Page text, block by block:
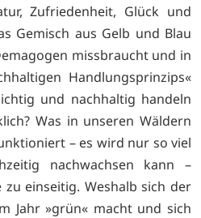
Zufriedenheit, Glück und
Gemisch aus Gelb und Blau
missbraucht und in
Handlungsprinzips«
und nachhaltig handeln
Was in unseren Wäldern
– es wird nur so viel
nachwachsen kann –
einseitig. Weshalb sich der
Jahr »grün« macht und sich